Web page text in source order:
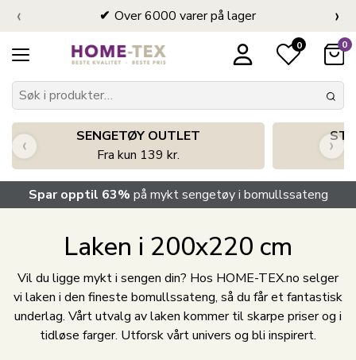
Over 6000 varer på lager
‹ ›
0 0
SENGETØY OUTLET
Fra kun 139 kr.
‹ ›
Spar opptil 63% på mykt sengetøy i bomullssateng
Laken i 200x220 cm
Vil du ligge mykt i sengen din? Hos HOME-TEX.no selger
vi laken i den fineste bomullssateng, så du får et fantastisk
underlag. Vårt utvalg av laken kommer til skarpe priser og i
tidløse farger. Utforsk vårt univers og bli inspirert.